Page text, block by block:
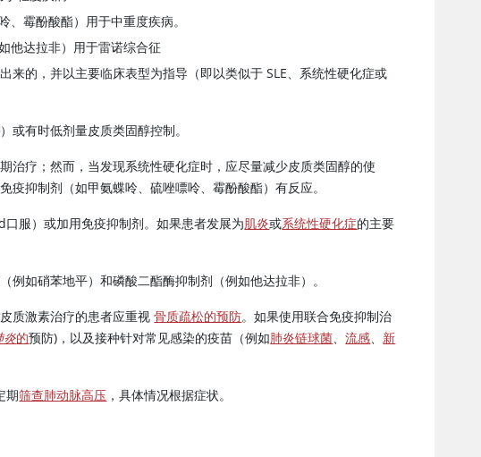
霉酚酸酯）用于中重度疾病。
他达拉非）用于雷诺综合征
的，并以主要临床表型为指导（即以类似于 SLE、系统性硬化症或
或有时低剂量皮质类固醇控制。
治疗；然而，当发现系统性硬化症时，应尽量减少皮质类固醇的使
抑制剂（如甲氨蝶呤、硫唑嘌呤、霉酚酸酯）有反应。
服）或加用免疫抑制剂。如果患者发展为肌炎或系统性硬化症的主要
如硝苯地平）和磷酸二酯酶抑制剂（例如他达拉非）。
质激素治疗的患者应重视骨质疏松的预防。如果使用联合免疫抑制治
炎的预防)，以及接种针对常见感染的疫苗（例如肺炎链球菌、流感、 新
期筛查肺动脉高压 ，具体情况根据症状。